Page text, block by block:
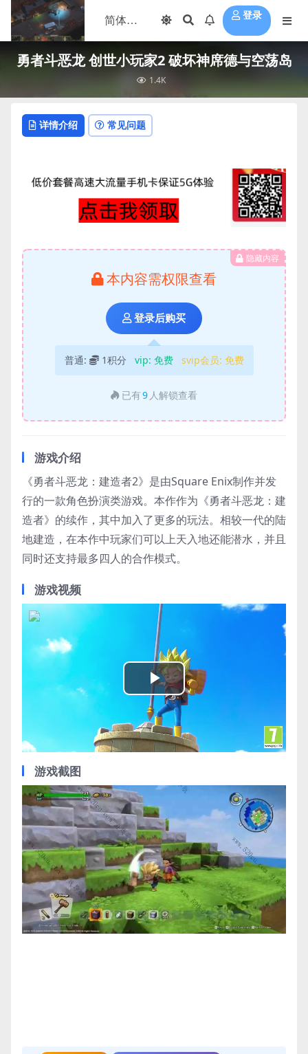
登录
勇者斗恶龙 创世小玩家2 破坏神席德与空荡岛
1.4K
详情介绍 常见问题
隐藏内容
本内容需权限查看
登录后购买
普通: 1积分 vip: 免费 svip会员: 免费
已有9 人解锁查看
游戏介绍
《勇者斗恶龙：建造者2》是由Square Enix制作并发
行的一款角色扮演类游戏。本作作为《勇者斗恶龙：建
造者》的续作，其中加入了更多的玩法。相较一代的陆
地建造，在本作中玩家们可以上天入地还能潜水，并且
同时还支持最多四人的合作模式。
游戏视频
Play
Video
游戏截图